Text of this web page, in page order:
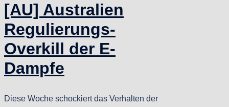
[AU] Australien
Regulierungs-
Overkill der E-
Dampfe
Diese Woche schockiert das Verhalten der